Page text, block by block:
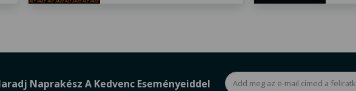
Naprakész A Kedvenc Eseményeiddel